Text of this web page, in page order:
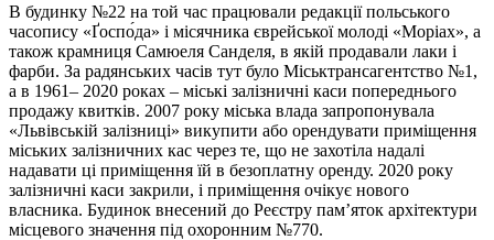
В будинку №22 на той час працювали редакції польського
часопису «Ґоспо́да» і місячника єврейської молоді «Моріах», а
також крамниця Самюеля Санделя, в якій продавали лаки і
фарби. За радянських часів тут було Міськтрансагентство №1,
а в 1961– 2020 роках – міські залізничні каси попереднього
продажу квитків. 2007 року міська влада запропонувала
«Львівській залізниці» викупити або орендувати приміщення
міських залізничних кас через те, що не захотіла надалі
надавати ці приміщення їй в безоплатну оренду. 2020 року
залізничні каси закрили, і приміщення очікує нового
власника. Будинок внесений до Реєстру пам’яток архітектури
місцевого значення під охоронним №770.